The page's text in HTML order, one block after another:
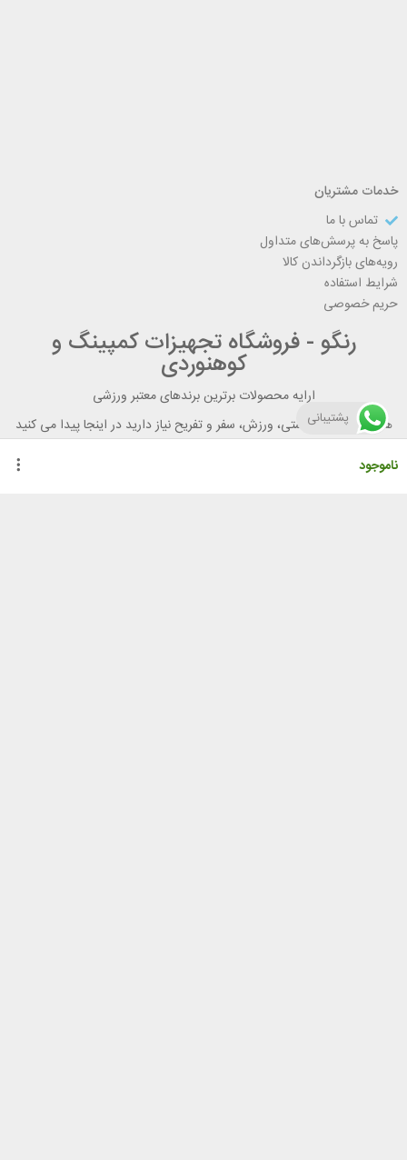
ناموجود
خدمات مشتریان
تماس با ما
پاسخ به پرسش‌های متداول
رویه‌های بازگرداندن کالا
شرایط استفاده
حریم خصوصی
رنگو - فروشگاه تجهیزات کمپینگ و
کوهنوردی
ارایه محصولات برترین برندهای معتبر ورزشی
هر آنچه برای تندرستی، ورزش، سفر و تفریح نیاز دارید در اینجا پیدا می کنید
پشتیبانی